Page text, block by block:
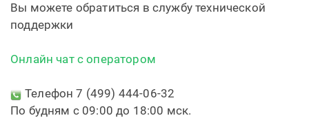
Вы можете обратиться в службу технической
поддержки
Онлайн чат с оператором
Телефон 7 (499) 444-06-32
По будням с 09:00 до 18:00 мск.